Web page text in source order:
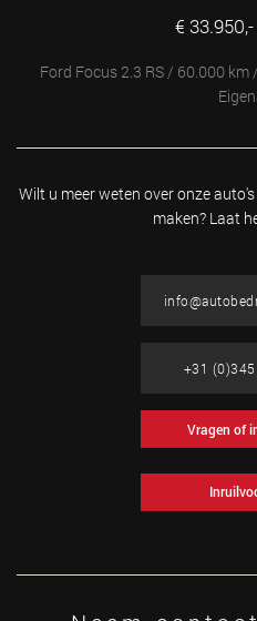
€
Ford Focus 2.3 RS / 60.000
Wilt u meer weten over onze
maken? Laat
+31
Vragen of